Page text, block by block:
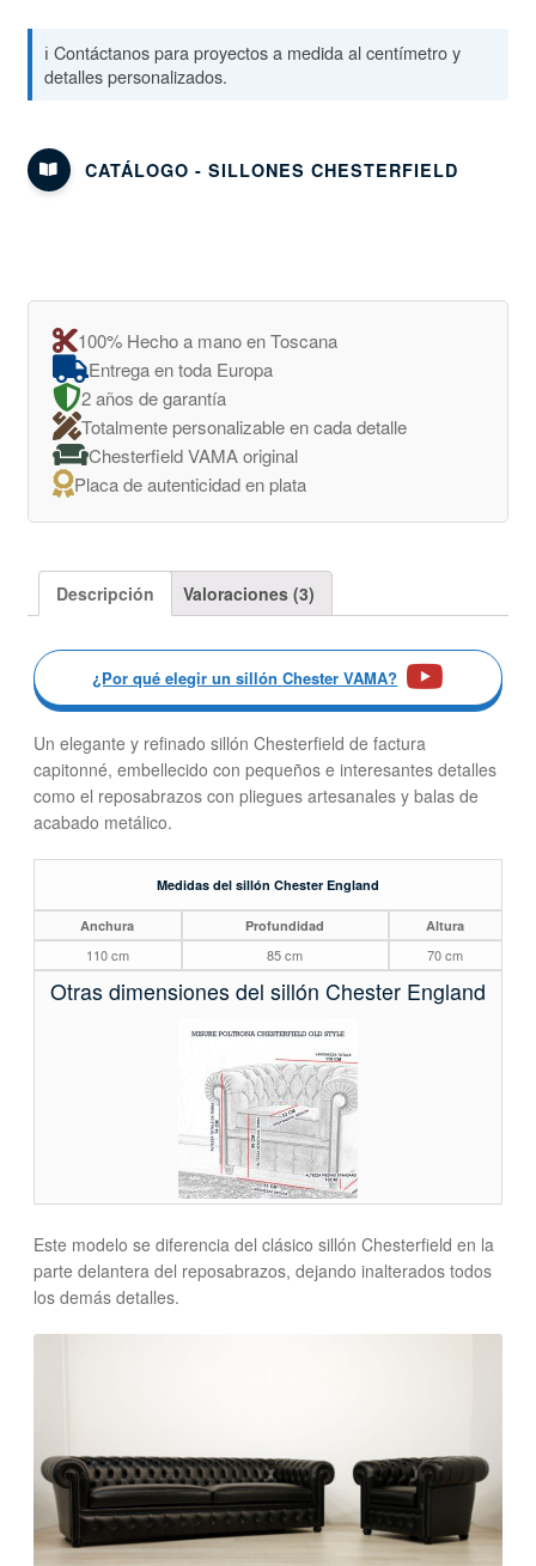
ℹ️ Contáctanos para proyectos a medida al centímetro y
detalles personalizados.
CATÁLOGO - SILLONES CHESTERFIELD
100% Hecho a mano en Toscana
Entrega en toda Europa
2 años de garantía
Totalmente personalizable en cada detalle
Chesterfield VAMA original
Placa de autenticidad en plata
Descripción Valoraciones (3)
¿Por qué elegir un sillón Chester VAMA?
Un elegante y refinado sillón Chesterfield de factura
capitonné, embellecido con pequeños e interesantes detalles
como el reposabrazos con pliegues artesanales y balas de
acabado metálico.
Medidas del sillón Chester England
Anchura Profundidad Altura
110 cm 85 cm 70 cm
Otras dimensiones del sillón Chester England
Este modelo se diferencia del clásico sillón Chesterfield en la
parte delantera del reposabrazos, dejando inalterados todos
los demás detalles.